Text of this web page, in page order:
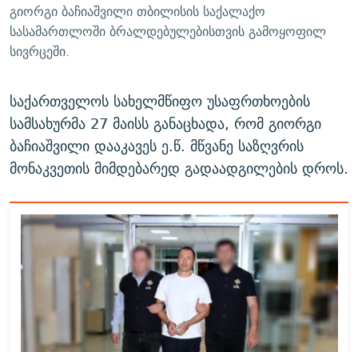
გიორგი ბაჩიაშვილი თბილისის საქალაქო
სასამართლოში ბრალდებულებისთვის გამოყოფილ
სივრცეში.
საქართველოს სახელმწიფო უსაფრთხოების
სამსახურმა 27 მაისს განაცხადა, რომ გიორგი
ბაჩიაშვილი დააკავეს ე.წ. მწვანე საზღვრის
მონაკვეთის მიმდებარედ გადაადგილების დროს.